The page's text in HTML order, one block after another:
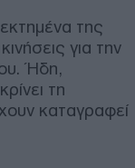
της
για την
Ήδη,
τη
καταγραφεί